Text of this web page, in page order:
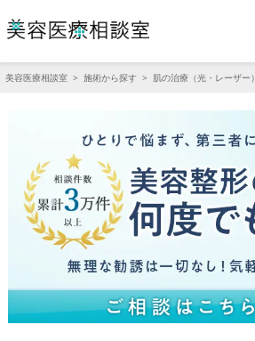
美容医療相談室 > 施術から探す > 肌の治療（光・レーザー）